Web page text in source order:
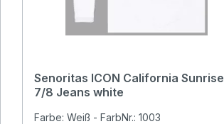
Senoritas ICON California Sunrise
7/8 Jeans white
Farbe: Weiß - FarbNr.: 1003